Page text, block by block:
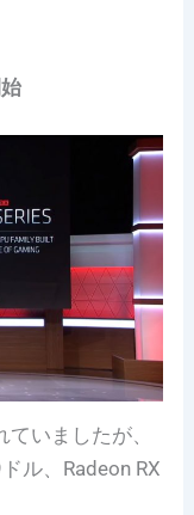
いましたが、
ル、Radeon RX